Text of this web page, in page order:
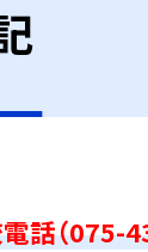
話（075-